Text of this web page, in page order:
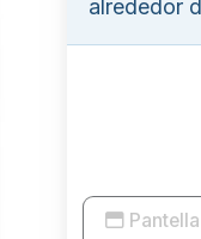
alrededor